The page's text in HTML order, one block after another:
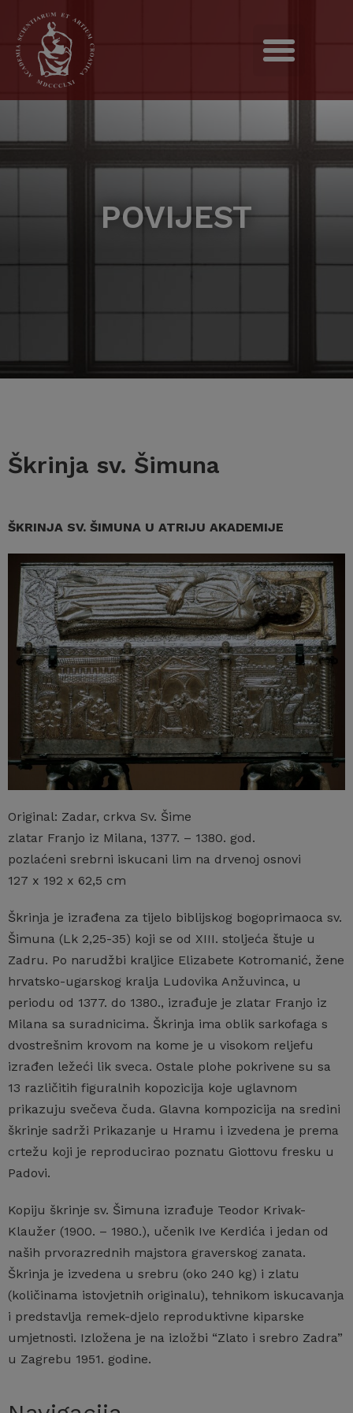
POVIJEST
Škrinja sv. Šimuna
ŠKRINJA SV. ŠIMUNA U ATRIJU AKADEMIJE
Original: Zadar, crkva Sv. Šime
zlatar Franjo iz Milana, 1377. – 1380. god.
pozlaćeni srebrni iskucani lim na drvenoj osnovi
127 x 192 x 62,5 cm
Škrinja je izrađena za tijelo biblijskog bogoprimaoca sv.
Šimuna (Lk 2,25-35) koji se od XIII. stoljeća štuje u
Zadru. Po narudžbi kraljice Elizabete Kotromanić, žene
hrvatsko-ugarskog kralja Ludovika Anžuvinca, u
periodu od 1377. do 1380., izrađuje je zlatar Franjo iz
Milana sa suradnicima. Škrinja ima oblik sarkofaga s
dvostrešnim krovom na kome je u visokom reljefu
izrađen ležeći lik sveca. Ostale plohe pokrivene su sa
13 različitih figuralnih kopozicija koje uglavnom
prikazuju svečeva čuda. Glavna kompozicija na sredini
škrinje sadrži Prikazanje u Hramu i izvedena je prema
crtežu koji je reproducirao poznatu Giottovu fresku u
Padovi.
Kopiju škrinje sv. Šimuna izrađuje Teodor Krivak-
Klaužer (1900. – 1980.), učenik Ive Kerdića i jedan od
naših prvorazrednih majstora graverskog zanata.
Škrinja je izvedena u srebru (oko 240 kg) i zlatu
(količinama istovjetnih originalu), tehnikom iskucavanja
i predstavlja remek-djelo reproduktivne kiparske
umjetnosti. Izložena je na izložbi “Zlato i srebro Zadra”
u Zagrebu 1951. godine.